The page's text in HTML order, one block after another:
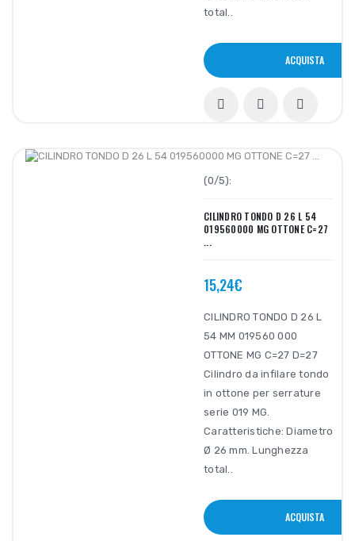
total..
ACQUISTA
(0/5):
CILINDRO TONDO D 26 L 54
019560000 MG OTTONE C=27
...
15,24€
CILINDRO TONDO D 26 L
54 MM 019560 000
OTTONE MG C=27 D=27
Cilindro da infilare tondo
in ottone per serrature
serie 019 MG.
Caratteristiche: Diametro
Ø 26 mm. Lunghezza
total..
ACQUISTA